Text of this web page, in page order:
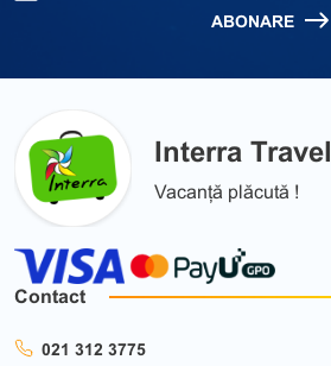
ABONARE
Interra Travel
Vacanță plăcută !
Contact
021 312 3775